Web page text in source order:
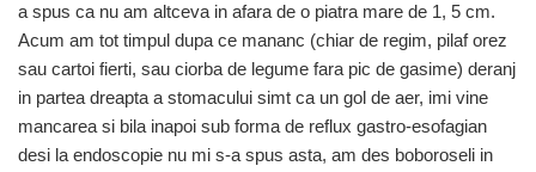
a spus ca nu am altceva in afara de o piatra mare de 1, 5 cm.
Acum am tot timpul dupa ce mananc (chiar de regim, pilaf orez
sau cartoi fierti, sau ciorba de legume fara pic de gasime) deranj
in partea dreapta a stomacului simt ca un gol de aer, imi vine
mancarea si bila inapoi sub forma de reflux gastro-esofagian
desi la endoscopie nu mi s-a spus asta, am des boboroseli in